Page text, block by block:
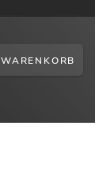
WARENKORB